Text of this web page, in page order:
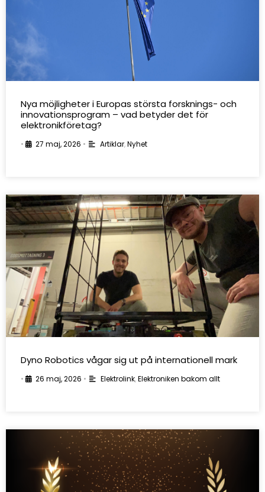
Nya möjligheter i Europas största forsknings- och
innovationsprogram – vad betyder det för
elektronikföretag?
• 27 maj, 2026 • Artiklar,Nyhet
Dyno Robotics vågar sig ut på internationell mark
• 26 maj, 2026 • Elektrolink,Elektroniken bakom allt